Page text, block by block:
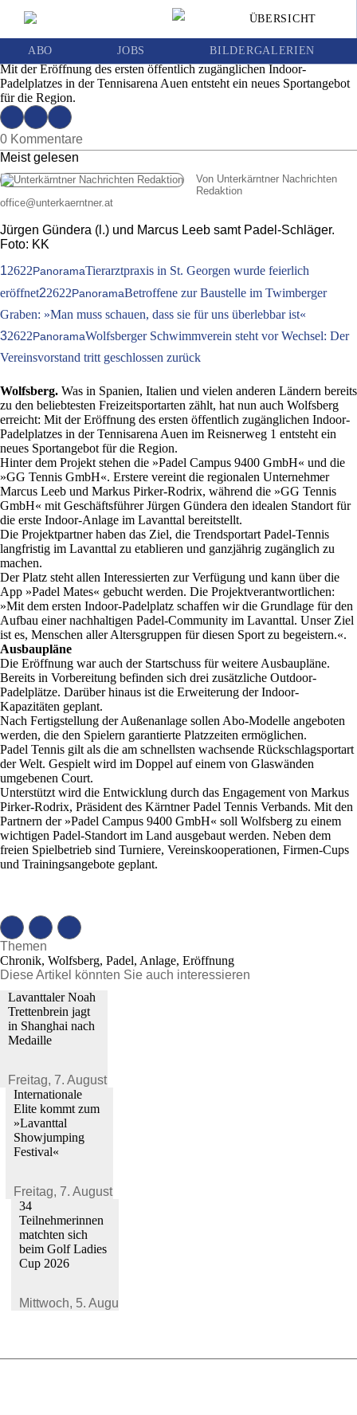
ÜBERSICHT
ABO JOBS BILDERGALERIEN
Padel-Boom erreicht Wolfsberg: Erste
Ausgabe 27 | Freitag, 3. Juli 2026
Mit der Eröffnung des ersten öffentlich zugänglichen Indoor-
Padelplatzes in der Tennisarena Auen entsteht ein neues Sportangebot
für die Region.
0 Kommentare
Meist gelesen
Von Unterkärntner Nachrichten
Redaktion
office@unterkaerntner.at
Jürgen Gündera (l.) und Marcus Leeb samt Padel-Schläger.
Foto: KK
12622PanoramaTierarztpraxis in St. Georgen wurde feierlich
eröffnet22622PanoramaBetroffene zur Baustelle im Twimberger
Graben: »Man muss schauen, dass sie für uns überlebbar ist«
32622PanoramaWolfsberger Schwimmverein steht vor Wechsel: Der
Vereinsvorstand tritt geschlossen zurück
Wolfsberg. Was in Spanien, Italien und vielen anderen Ländern bereits
zu den beliebtesten Freizeitsportarten zählt, hat nun auch Wolfsberg
erreicht: Mit der Eröffnung des ersten öffentlich zugänglichen Indoor-
Padelplatzes in der Tennisarena Auen im Reisnerweg 1 entsteht ein
neues Sportangebot für die Region.
Hinter dem Projekt stehen die »Padel Campus 9400 GmbH« und die
»GG Tennis GmbH«. Erstere vereint die regionalen Unternehmer
Marcus Leeb und Markus Pirker-Rodrix, während die »GG Tennis
GmbH« mit Geschäftsführer Jürgen Gündera den idealen Standort für
die erste Indoor-Anlage im Lavanttal bereitstellt.
Die Projektpartner haben das Ziel, die Trendsportart Padel-Tennis
langfristig im Lavanttal zu etablieren und ganzjährig zugänglich zu
machen.
Der Platz steht allen Interessierten zur Verfügung und kann über die
App »Padel Mates« gebucht werden. Die Projektverantwortlichen:
»Mit dem ersten Indoor-Padelplatz schaffen wir die Grundlage für den
Aufbau einer nachhaltigen Padel-Community im Lavanttal. Unser Ziel
ist es, Menschen aller Altersgruppen für diesen Sport zu begeistern.«.
Ausbaupläne
Die Eröffnung war auch der Startschuss für weitere Ausbaupläne.
Bereits in Vorbereitung befinden sich drei zusätzliche Outdoor-
Padelplätze. Darüber hinaus ist die Erweiterung der Indoor-
Kapazitäten geplant.
Nach Fertigstellung der Außenanlage sollen Abo-Modelle angeboten
werden, die den Spielern garantierte Platzzeiten ermöglichen.
Padel Tennis gilt als die am schnellsten wachsende Rückschlagsportart
der Welt. Gespielt wird im Doppel auf einem von Glaswänden
umgebenen Court.
Unterstützt wird die Entwicklung durch das Engagement von Markus
Pirker-Rodrix, Präsident des Kärntner Padel Tennis Verbands. Mit den
Partnern der »Padel Campus 9400 GmbH« soll Wolfsberg zu einem
wichtigen Padel-Standort im Land ausgebaut werden. Neben dem
freien Spielbetrieb sind Turniere, Vereinskooperationen, Firmen-Cups
und Trainingsangebote geplant.
Themen
Chronik, Wolfsberg, Padel, Anlage, Eröffnung
Diese Artikel könnten Sie auch interessieren
Lavanttaler Noah
Trettenbrein jagt
in Shanghai nach
Medaille
Freitag, 7. August 2026
Internationale
Elite kommt zum
»Lavanttal
Showjumping
Festival«
Freitag, 7. August 2026
34
Teilnehmerinnen
matchten sich
beim Golf Ladies
Cup 2026
Mittwoch, 5. August 2026